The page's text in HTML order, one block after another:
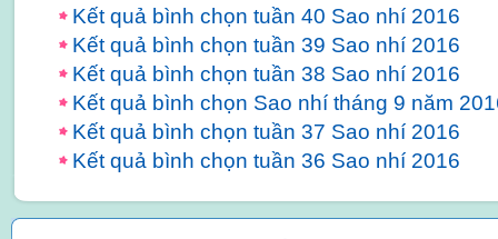
Kết quả bình chọn tuần 40 Sao nhí 2016
Kết quả bình chọn tuần 39 Sao nhí 2016
Kết quả bình chọn tuần 38 Sao nhí 2016
Kết quả bình chọn Sao nhí tháng 9 năm
Kết quả bình chọn tuần 37 Sao nhí 2016
Kết quả bình chọn tuần 36 Sao nhí 2016